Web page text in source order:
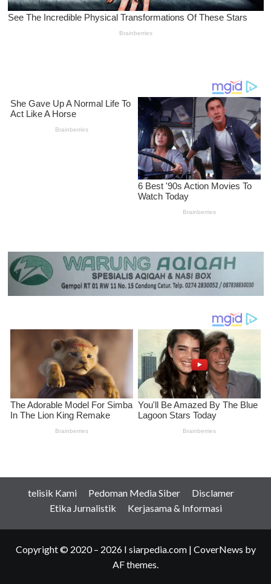
telisik Kami Pedoman Media Siber
Disclamer
Etika Jurnalistik
Kerjasama & Informasi
Copyright © 2020 – 2026 I siarpedia.com | CoverNews by
AF themes.